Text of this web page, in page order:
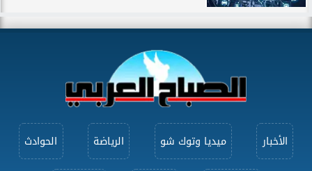
الأخبار ميديا وتوك شو الرياضة الحوادث